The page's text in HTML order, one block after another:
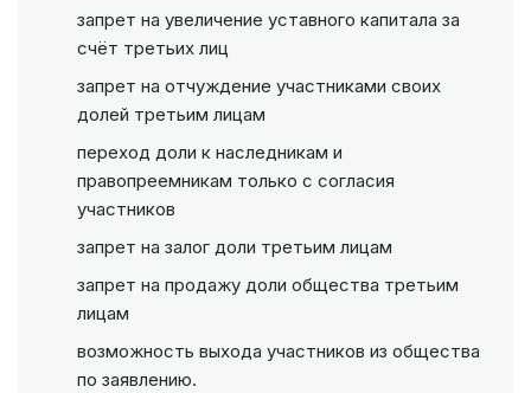
запрет на увеличение уставного капитала за
счёт третьих лиц
запрет на отчуждение участниками своих
долей третьим лицам
переход доли к наследникам и
правопреемникам только с согласия
участников
запрет на залог доли третьим лицам
запрет на продажу доли общества третьим
лицам
возможность выхода участников из общества
по заявлению.